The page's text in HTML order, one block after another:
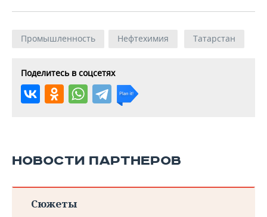
Промышленность Нефтехимия Татарстан
Поделитесь в соцсетях
НОВОСТИ ПАРТНЕРОВ
Сюжеты